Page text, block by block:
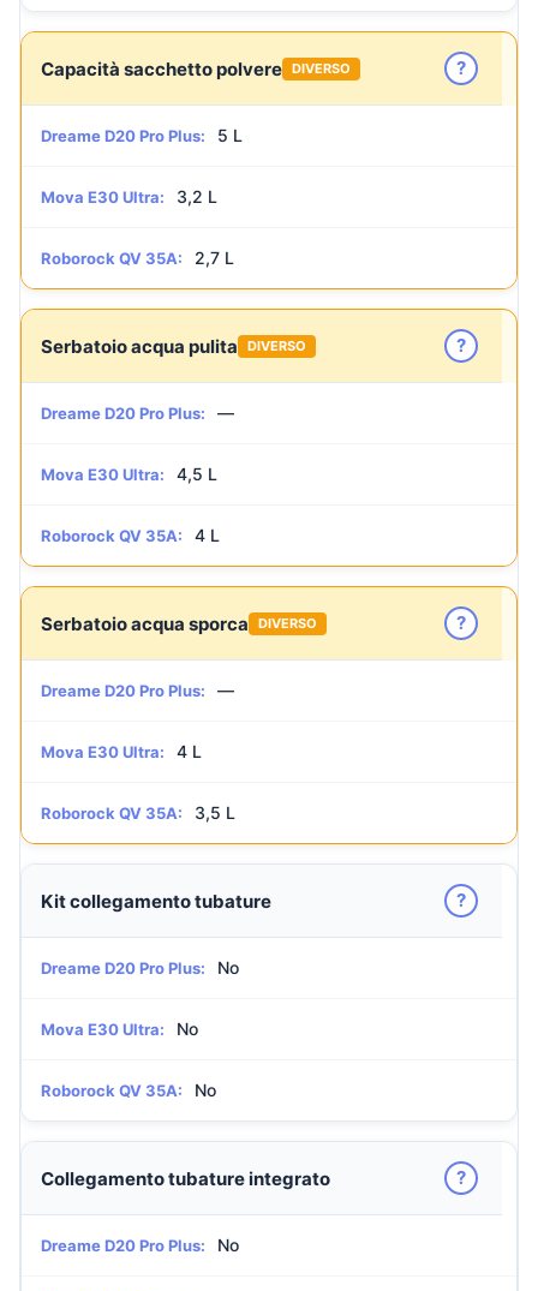
Capacità sacchetto polvere DIVERSO ?
Dreame D20 Pro Plus: 5 L
Mova E30 Ultra: 3,2 L
Roborock QV 35A: 2,7 L
Serbatoio acqua pulita DIVERSO ?
Dreame D20 Pro Plus: —
Mova E30 Ultra: 4,5 L
Roborock QV 35A: 4 L
Serbatoio acqua sporca DIVERSO ?
Dreame D20 Pro Plus: —
Mova E30 Ultra: 4 L
Roborock QV 35A: 3,5 L
Kit collegamento tubature ?
Dreame D20 Pro Plus: No
Mova E30 Ultra: No
Roborock QV 35A: No
Collegamento tubature integrato ?
Dreame D20 Pro Plus: No